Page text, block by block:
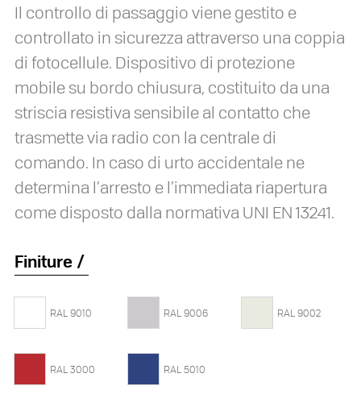
Il controllo di passaggio viene gestito e
controllato in sicurezza attraverso una coppia
di fotocellule. Dispositivo di protezione
mobile su bordo chiusura, costituito da una
striscia resistiva sensibile al contatto che
trasmette via radio con la centrale di
comando. In caso di urto accidentale ne
determina l’arresto e l’immediata riapertura
come disposto dalla normativa UNI EN 13241.
Finiture
RAL 9010 RAL 9006 RAL 9002
RAL 3000 RAL 5010